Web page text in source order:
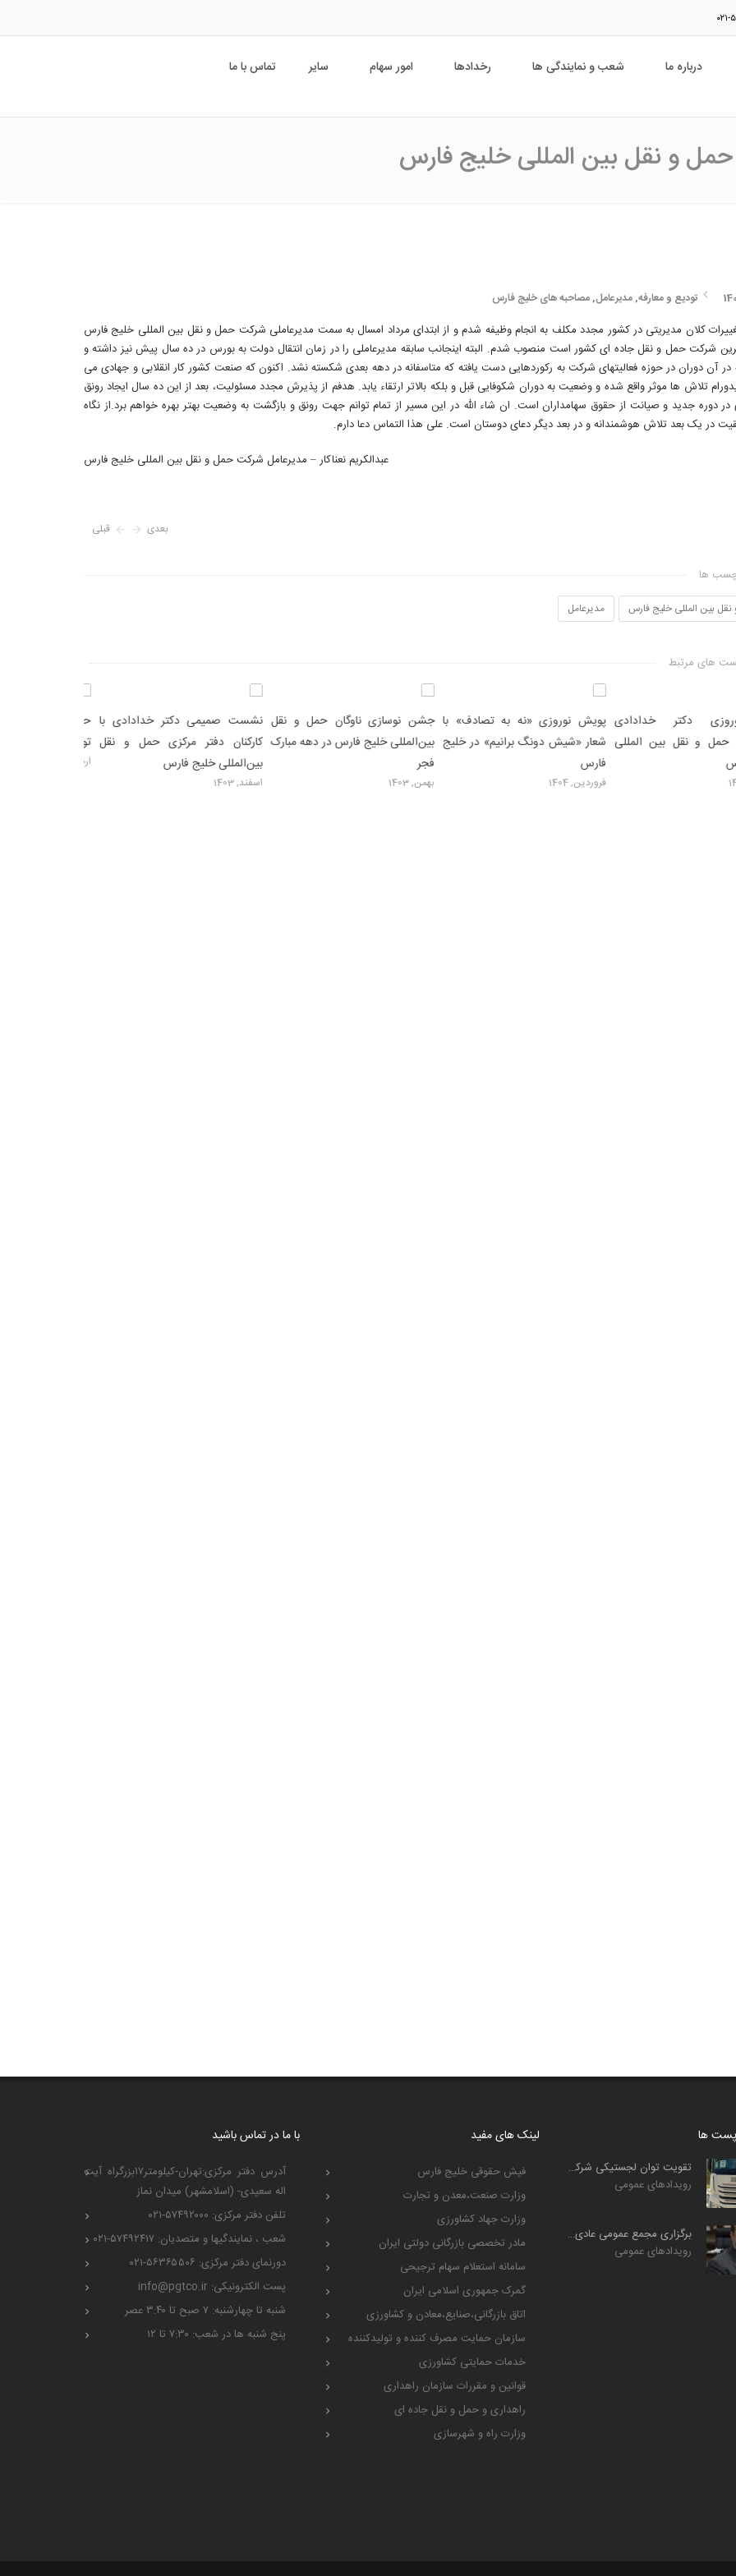
درباره ما شعب و نمایندگی ها رخدادها امور سهام سایر تماس با ما
و نقل بین المللی خلیج فارس
تودیع و معارفه,مدیرعامل,مصاحبه های خلیج فارس
کلان مدیریتی در کشور مجدد مکلف به انجام وظیفه شدم و از ابتدای مرداد امسال به سمت مدیرعاملی شرکت حمل و نقل بین المللی خلیج فارس
شرکت حمل و نقل جاده ای کشور است منصوب شدم. البته اینجانب سابقه مدیرعاملی را در زمان انتقال دولت به بورس در ده سال پیش نیز داشته و
در آن دوران در حوزه فعالیتهای شرکت به رکوردهایی دست یافته که متاسفانه در دهه بعدی شکسته نشد. اکنون که صنعت کشور کار انقلابی و جهادی می
تلاش ها موثر واقع شده و وضعیت به دوران شکوفایی قبل و بلکه بالاتر ارتقاء یابد. هدفم از پذیرش مجدد مسئولیت، بعد از این ده سال ایجاد رونق
در دوره جدید و صیانت از حقوق سهامداران است. ان شاء الله در این مسیر از تمام توانم جهت رونق و بازگشت به وضعیت بهتر بهره خواهم برد.از نگاه
در یک بعد تلاش هوشمندانه و در بعد دیگر دعای دوستان است. علی هذا التماس دعا دارم.
عبدالکریم نعناکار – مدیرعامل شرکت حمل و نقل بین المللی خلیج فارس
قبلی بعدی
ها
بین المللی خلیج فارس مدیرعامل
های مرتبط
«نه به تصادف» با
دونگ برانیم» در خلیج
جشن نوسازی ناوگان حمل و نقل
بین‌المللی خلیج فارس در دهه مبارک
فجر
بهمن, 1403
نشست صمیمی دکتر خدادادی با
کارکنان دفتر مرکزی حمل و نقل
بین‌المللی خلیج فارس
اسفند, 1403
حمل‌ونقل با ۳۶۰ محصول، رتبه دوم
تولید داخل محصولات نانو
اردیبهشت, 1404
عمومی عادی سالیانه شرکت
خلیج فارس (سهامی عام)
پست ها
تقویت توان لجستیکی شرکت حمل‌ونقل بین‌المللی خلیج فارس ...
رویدادهای عمومی
برگزاری مجمع عمومی عادی سالیانه شرکت حمل‌ونقل بین‌المللی ...
رویدادهای عمومی
لینک های مفید
فیش حقوقی خلیج فارس
وزارت صنعت،معدن و تجارت
وزارت جهاد کشاورزی
مادر تخصصی بازرگانی دولتی ایران
سامانه استعلام سهام ترجیحی
گمرک جمهوری اسلامی ایران
اتاق بازرگانی،صنایع،معادن و کشاورزی
سازمان حمایت مصرف کننده و تولیدکننده
خدمات حمایتی کشاورزی
قوانین و مقررات سازمان راهداری
راهداری و حمل و نقل جاده ای
وزارت راه و شهرسازی
با ما در تماس باشید
آدرس دفتر مرکزی:تهران-کیلومتر۱۷بزرگراه آیت
اله سعیدی- (اسلامشهر) میدان نماز
تلفن دفتر مرکزی: ۵۷۴۹۲۰۰۰-۰۲۱
شعب ، نمایندگیها و متصدیان: ۵۷۴۹۲۴۱۷-۰۲۱
دورنمای دفتر مرکزی: ۵۶۳۶۵۵۰۶-۰۲۱
پست الکترونیکی: info@pgtco.ir
شنبه تا چهارشنبه: ۷ صبح تا ۳:۴۰ عصر
پنج شنبه ها در شعب: ۷:۳۰ تا ۱۲